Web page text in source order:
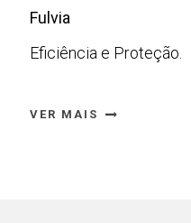
Fulvia
Eficiência e Proteção.
VER MAIS